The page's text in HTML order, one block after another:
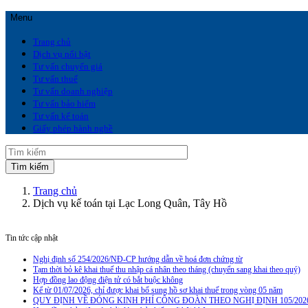
Menu
Trang chủ
Dịch vụ nổi bật
Tư vấn chuyển giá
Tư vấn thuế
Tư vấn doanh nghiệp
Tư vấn bảo hiểm
Tư vấn kế toán
Giấy phép hành nghề
Trang chủ
Dịch vụ kế toán tại Lạc Long Quân, Tây Hồ
Tin tức cập nhật
Nghị định số 254/2026/NĐ-CP hướng dẫn về hoá đơn chứng từ
Tạm thời bỏ kê khai thuế thu nhập cá nhân theo tháng (chuyển sang khai theo quý)
Hợp đồng lao động điện tử có bắt buộc không
Kể từ 01/07/2026, chỉ được khai bổ sung hồ sơ khai thuế trong vòng 05 năm
QUY ĐỊNH VỀ ĐÓNG KINH PHÍ CÔNG ĐOÀN THEO NGHỊ ĐỊNH 105/